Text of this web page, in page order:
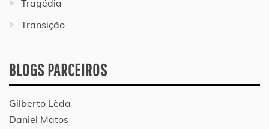
Tragédia
Transição
BLOGS PARCEIROS
Gilberto Lèda
Daniel Matos